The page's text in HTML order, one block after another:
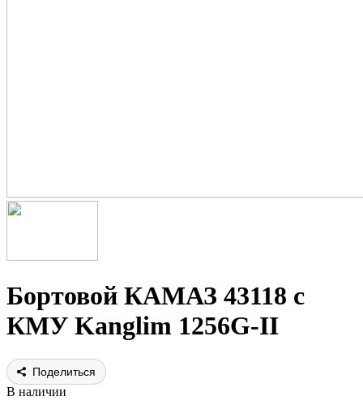
Бортовой КАМАЗ 43118 с
КМУ Kanglim 1256G-II
Поделиться
В наличии